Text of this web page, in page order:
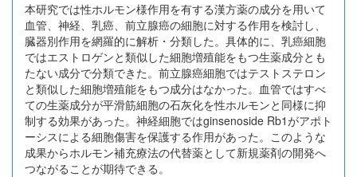
本研究では性ホルモン様作用を有する漢方薬の成分を用いて
血管、神経、乳癌、前立腺癌の細胞に対する作用を検討し、
臓器別作用を網羅的に解析・分類した。具体的に、乳癌細胞
ではエストロゲンと類似した細胞増殖能をもつ生薬成分とも
たない成分で分類できた。前立腺癌細胞ではテストステロン
と類似した細胞増殖能をもつ成分はなかった。血管ではすべ
ての生薬成分が平滑筋細胞の石灰化を性ホルモンと同様に抑
制する効果があった。神経細胞ではginsenoside Rb1がアポト
ーシスによる細胞傷害を保護する作用があった。このような
成果からホルモン補充療法の代替薬として新規薬剤の開発へ
つながることが期待できる。